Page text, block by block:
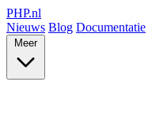
PHP.nl
Nieuws Blog Documentatie
Meer